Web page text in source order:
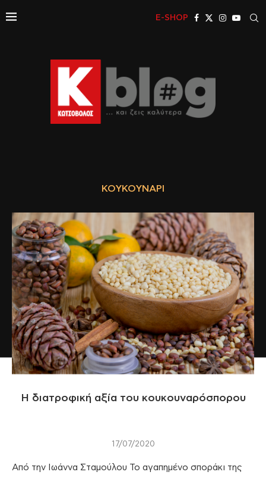
E-SHOP
ΚΟΥΚΟΥΝΆΡΙ
Η διατροφική αξία του κουκουναρόσπορου
17/07/2020
Από την Ιωάννα Σταμούλου Το αγαπημένο σποράκι της